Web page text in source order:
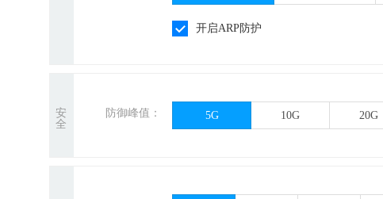
开启ARP防护
安
全
防御峰值： 5G 10G 20G